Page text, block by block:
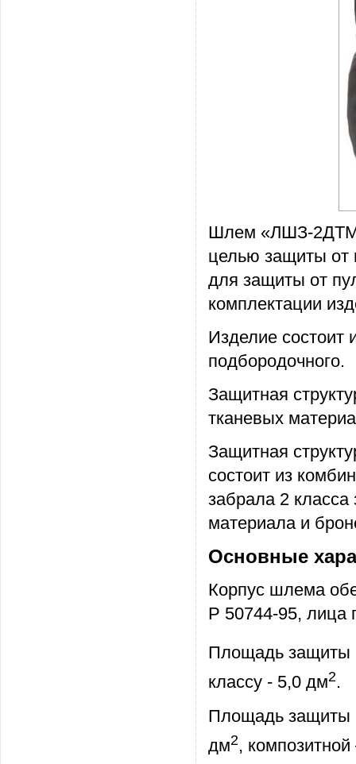
Шлем «ЛШЗ-
целью защиты от
для защиты от
комплектации
Изделие состоит
подбородочного.
Защитная
тканевых
Защитная
состоит из
забрала 2 класса
материала и
Основные
Корпус шлема
Р 50744-95, лица
Площадь защиты
классу - 5,0 дм2.
Площадь защиты
дм2, композитной